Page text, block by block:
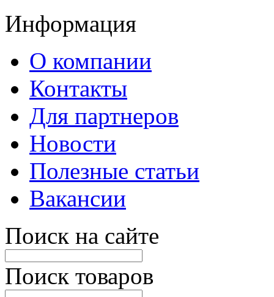
Информация
О компании
Контакты
Для партнеров
Новости
Полезные статьи
Вакансии
Поиск на сайте
Поиск товаров